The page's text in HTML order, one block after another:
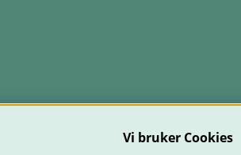
Vi bruker Cookies